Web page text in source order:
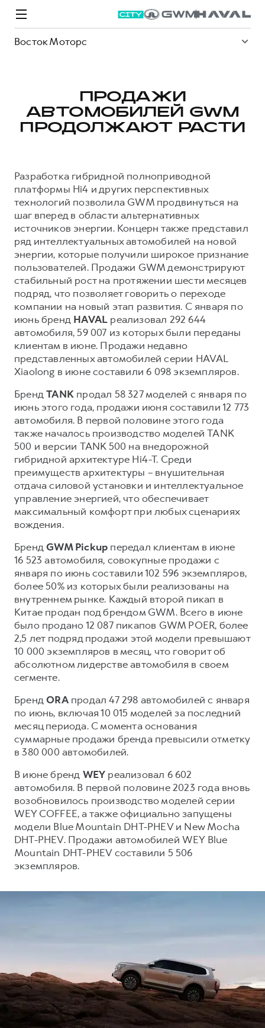
Восток Моторс
Модели
от 2 049 000 ₽ от 2 049 000 ₽
DARGO
от 3 199 000 ₽
DARGO X
от 3 499 000 ₽
F7
от 2 899 000 ₽
F7X
от 3 599 000 ₽
POER
от 3 449 000 ₽
Покупателям
Автомобили в наличии
Конфигуратор HAVAL
Аксессуары HAVAL
Каталоги и прайс-листы
Программа «HAVAL Защита+»
Тест-драйв
Трейд-ин
КРЕДИТ И СТРАХОВАНИЕ
Кредитный калькулятор
Страхование
Кредит
КОРПОРАТИВНЫМ КЛИЕНТАМ
Для малого бизнеса
Корпоративным клиентам
Крупным корпоративным клиентам
Система управления автопарком
Сервис для корпоративных клиентов
HAVAL Лизинг
АКСЕССУАРЫ HAVAL
Автомобильные аксессуары
Коллекция CITY
Коллекция Базовая
Коллекция Детская
Владельцам
Все о сервисе
Запись на сервис
Моторное масло
Стоимость ТО
СЕРВИСНОЕ ОБСЛУЖИВАНИЕ
Нулевое ТО
Программа «Помощь на дороге»
Регламенты технического обслуживания
Электронный ПТС
ПОДДЕРЖКА
GWM Безопасность
Гарантия HAVAL
Мобильное приложение GWM
Программа «HAVAL Защита+»
Руководства по эксплуатации
Подписки
АКСЕССУАРЫ HAVAL
Автомобильные аксессуары
Коллекция CITY
Коллекция Базовая
Коллекция Детская
Спецпредложения
Покупателям
Владельцам
О дилере
О бренде
Новости
О GWM
Статьи
ИНФОРМАЦИЯ О ДИЛЕРЕ
О дилере
Наша команда
Контакты
ПРОДАЖИ
АВТОМОБИЛЕЙ GWM
ПРОДОЛЖАЮТ РАСТИ
Разработка гибридной полноприводной
платформы Hi4 и других перспективных
технологий позволила GWM продвинуться на
шаг вперед в области альтернативных
источников энергии. Концерн также представил
ряд интеллектуальных автомобилей на новой
энергии, которые получили широкое признание
пользователей. Продажи GWM демонстрируют
стабильный рост на протяжении шести месяцев
подряд, что позволяет говорить о переходе
компании на новый этап развития. С января по
июнь бренд HAVAL реализовал 292 644
автомобиля, 59 007 из которых были переданы
клиентам в июне. Продажи недавно
представленных автомобилей серии HAVAL
Xiaolong в июне составили 6 098 экземпляров.
БрендTANK продал 58 327 моделей с января по
июнь этого года, продажи июня составили 12 773
автомобиля. В первой половине этого года
также началось производство моделей TANK
500 и версии TANK 500 на внедорожной
гибридной архитектуре Hi4-T. Среди
преимуществ архитектуры – внушительная
отдача силовой установки и интеллектуальное
управление энергией, что обеспечивает
максимальный комфорт при любых сценариях
вождения.
БрендGWM Pickup передал клиентам в июне
16 523 автомобиля, совокупные продажи с
января по июнь составили 102 596 экземпляров,
более 50% из которых были реализованы на
внутреннем рынке. Каждый второй пикап в
Китае продан под брендом GWM. Всего в июне
было продано 12 087 пикапов GWM POER, более
2,5 лет подряд продажи этой модели превышают
10 000 экземпляров в месяц, что говорит об
абсолютном лидерстве автомобиля в своем
сегменте.
БрендORAпродал 47 298 автомобилей с января
по июнь, включая 10 015 моделей за последний
месяц периода. С момента основания
суммарные продажи бренда превысили отметку
в 380 000 автомобилей.
В июне бренд WEY реализовал 6 602
автомобиля. В первой половине 2023 года вновь
возобновилось производство моделей серии
WEY COFFEE, а также официально запущены
модели Blue Mountain DHT-PHEV и New Mocha
DHT-PHEV. Продажи автомобилей WEY Blue
Mountain DHT-PHEV составили 5 506
экземпляров.